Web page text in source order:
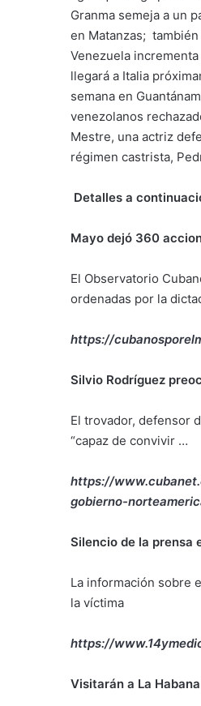
Granma semeja a un
en Matanzas;
Venezuela
llegará a Italia
semana en
venezolanos
Mestre, una actriz
régimen castrista,
Detalles a
Mayo dejó 360
El Observatorio
ordenadas por la
https://
Silvio Rodríguez
El trovador, defensor
“capaz de convivir …
https://
gobierno-
Silencio de la prensa
La información sobre
la víctima
https://
Visitarán a La